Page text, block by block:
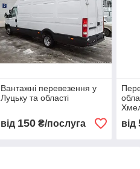
Вантажні перевезення у
Луцьку та області
від 150₴/послуга від